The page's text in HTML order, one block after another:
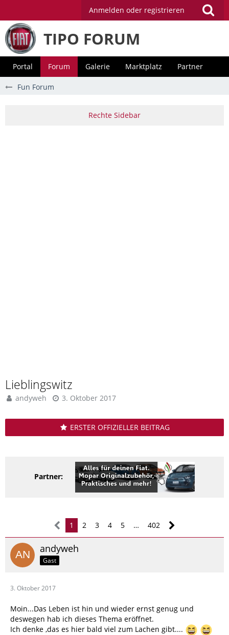
Anmelden oder registrieren
TIPO FORUM
Portal Forum Galerie Marktplatz Partner
Fun Forum
Lieblingswitz
andyweh 3. Oktober 2017
ERSTER OFFIZIELLER BEITRAG
Partner:
1 2 3 4 5 … 402
andyweh
Gast
3. Oktober 2017
Moin...Das Leben ist hin und wieder ernst genug und
deswegen hab ich dieses Thema eröffnet.
Ich denke ,das es hier bald viel zum Lachen gibt....